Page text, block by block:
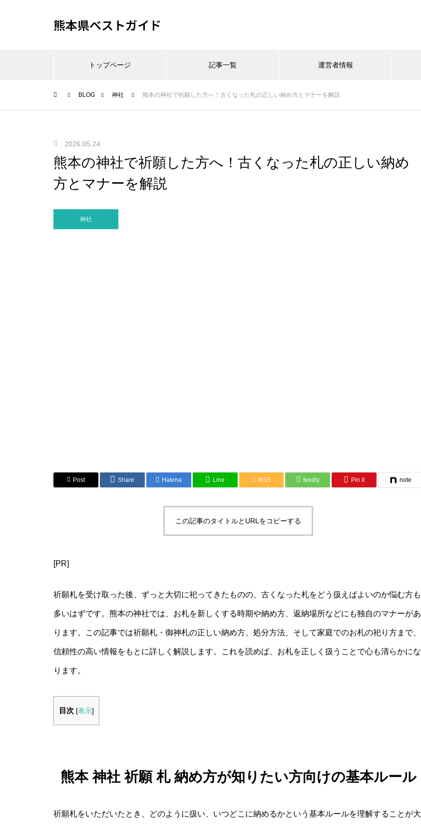
熊本県ベストガイド
トップページ 記事一覧 運営者情報
BLOG 神社 熊本の神社で祈願した方へ！古くなった札の正しい納め方とマナーを解説
2026.05.24
熊本の神社で祈願した方へ！古くなった札の正しい納め
方とマナーを解説
神社
Post Share Hatena Line RSS feedly Pin it note
この記事のタイトルとURLをコピーする
[PR]
祈願札を受け取った後、ずっと大切に祀ってきたものの、古くなった札をどう扱えばよいのか悩む方も
多いはずです。熊本の神社では、お札を新しくする時期や納め方、返納場所などにも独自のマナーがあ
ります。この記事では祈願札・御神札の正しい納め方、処分方法、そして家庭でのお札の祀り方まで、
信頼性の高い情報をもとに詳しく解説します。これを読めば、お札を正しく扱うことで心も清らかにな
ります。
目次 [表示]
熊本 神社 祈願 札 納め方が知りたい方向けの基本ルール
祈願札をいただいたとき、どのように扱い、いつどこに納めるかという基本ルールを理解することが大